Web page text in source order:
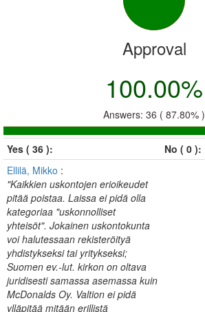
Approval
100.00%
Answers: 36 ( 87.80% )
Yes ( 36 ):
No ( 0 ):
Ellilä, Mikko :
"Kaikkien uskontojen erioikeudet
pitää poistaa. Laissa ei pidä olla
kategoriaa "uskonnolliset
yhteisöt". Jokainen uskontokunta
voi halutessaan rekisteröityä
yhdistykseksi tai yritykseksi;
Suomen ev.-lut. kirkon on oltava
juridisesti samassa asemassa kuin
McDonalds Oy. Valtion ei pidä
ylläpitää mitään erillistä